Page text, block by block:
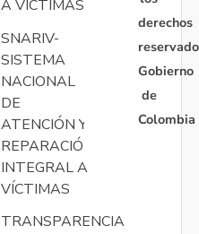
A VÍCTIMAS
SNARIV-
SISTEMA
NACIONAL
DE
ATENCIÓN Y
REPARACIÓN
INTEGRAL A
VÍCTIMAS
TRANSPARENCIA
derechos
Gobierno
de
Colombia